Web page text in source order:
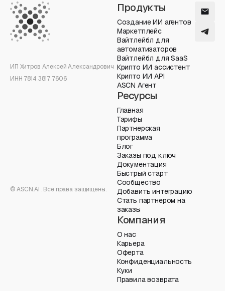
ИП Хитров Алексей Александрович
ИНН 7814 3817 7606
© ASCN.AI . Все права защищены.
Продукты
Создание ИИ агентов
Маркетплейс
Вайтлейбл для
автоматизаторов
Вайтлейбл для SaaS
Крипто ИИ ассистент
Крипто ИИ API
ASCN Агент
Ресурсы
Главная
Тарифы
Партнерская
программа
Блог
Заказы под ключ
Документация
Быстрый старт
Сообщество
Добавить интеграцию
Стать партнером на
заказы
Компания
О нас
Карьера
Оферта
Конфиденциальность
Куки
Правила возврата